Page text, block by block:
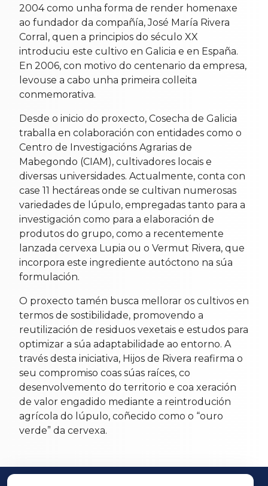
2004 como unha forma de render homenaxe
ao fundador da compañía, José María Rivera
Corral, quen a principios do século XX
introduciu este cultivo en Galicia e en España.
En 2006, con motivo do centenario da empresa,
levouse a cabo unha primeira colleita
conmemorativa.
Desde o inicio do proxecto, Cosecha de Galicia
traballa en colaboración con entidades como o
Centro de Investigacións Agrarias de
Mabegondo (CIAM), cultivadores locais e
diversas universidades. Actualmente, conta con
case 11 hectáreas onde se cultivan numerosas
variedades de lúpulo, empregadas tanto para a
investigación como para a elaboración de
produtos do grupo, como a recentemente
lanzada cervexa Lupia ou o Vermut Rivera, que
incorpora este ingrediente autóctono na súa
formulación.
O proxecto tamén busca mellorar os cultivos en
termos de sostibilidade, promovendo a
reutilización de residuos vexetais e estudos para
optimizar a súa adaptabilidade ao entorno. A
través desta iniciativa, Hijos de Rivera reafirma o
seu compromiso coas súas raíces, co
desenvolvemento do territorio e coa xeración
de valor engadido mediante a reintrodución
agrícola do lúpulo, coñecido como o “ouro
verde” da cervexa.